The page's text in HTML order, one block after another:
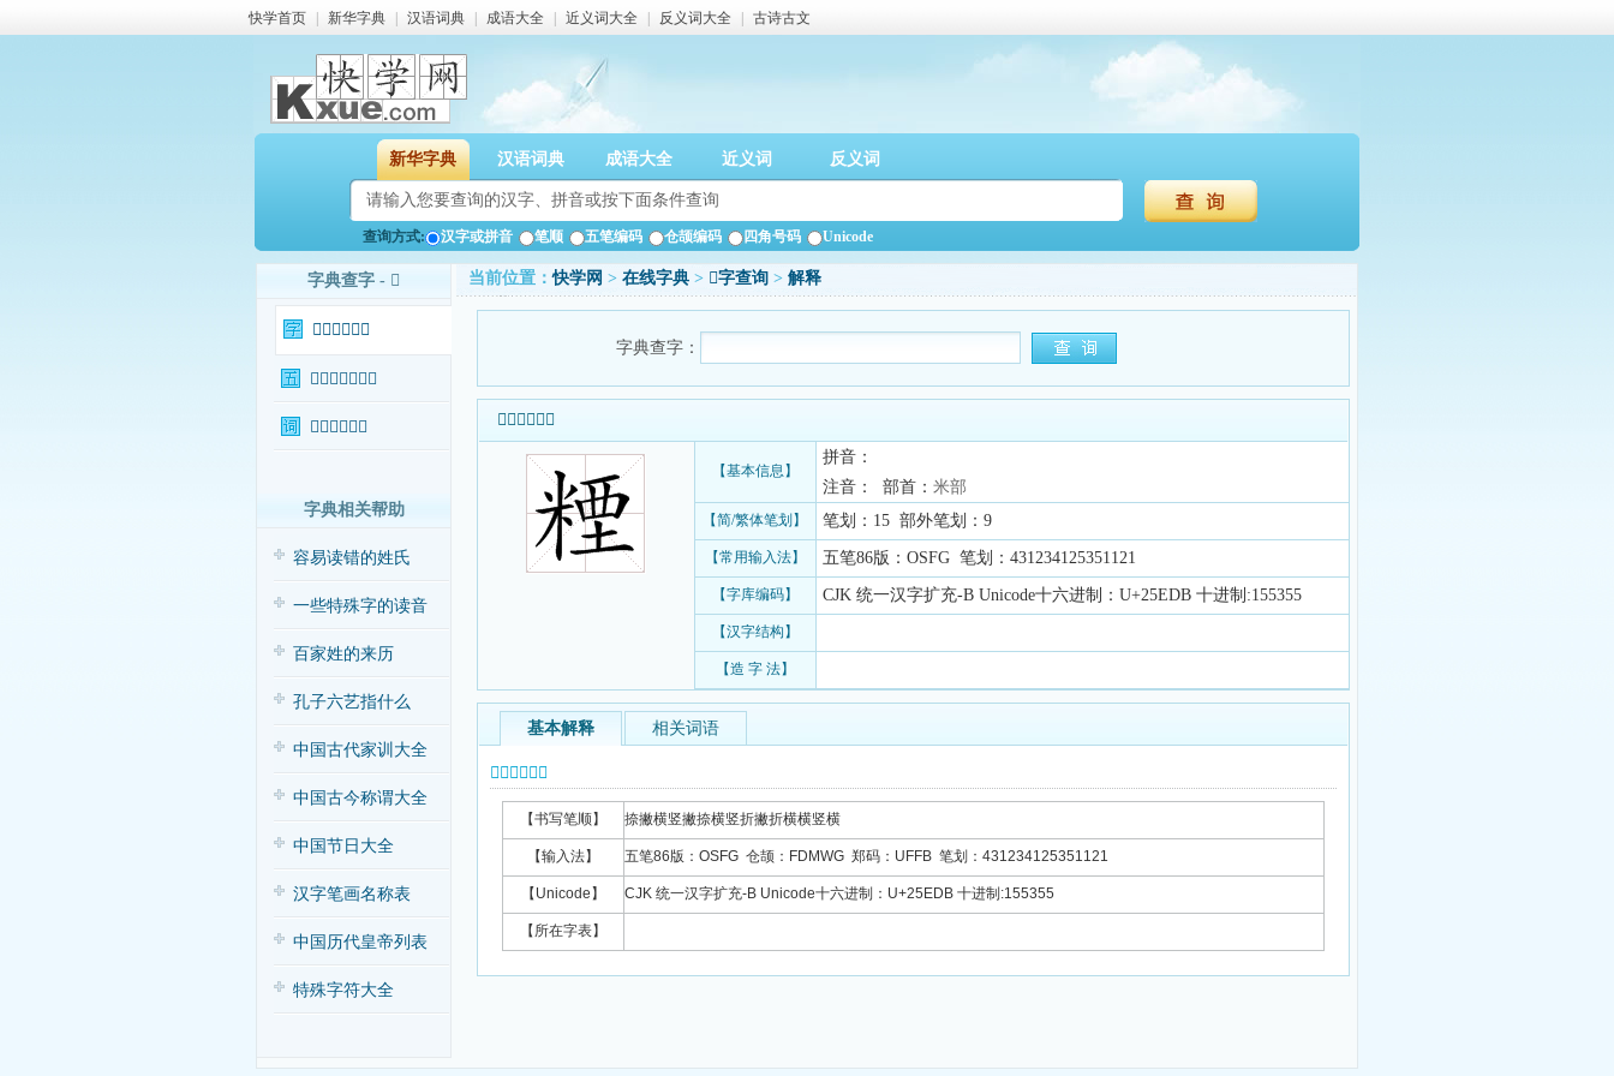
快学首页 新华字典 汉语词典 成语大全 近义词大全 反义词大全 古诗古文
新华字典 汉语词典 成语大全 近义词 反义词
查询方式: 汉字或拼音 笔顺 五笔编码 仓颉编码 四角号码 Unicode
字典查字 - 𥻛
𥻛字基本信息
𥻛字输入法查询
𥻛字相关词语
字典相关帮助
容易读错的姓氏
一些特殊字的读音
百家姓的来历
孔子六艺指什么
中国古代家训大全
中国古今称谓大全
中国节日大全
汉字笔画名称表
中国历代皇帝列表
特殊字符大全
当前位置：快学网 > 在线字典 > 𥻛字查询 > 解释
字典查字：
𥻛字基本信息
【基本信息】
拼音：
注音： 部首： 米部
【简/繁体笔划】 笔划：15 部外笔划：9
【常用输入法】 五笔86版：OSFG 笔划：431234125351121
【字库编码】 CJK 统一汉字扩充-B Unicode十六进制：U+25EDB 十进制:155355
【汉字结构】
【造 字 法】
基本解释 相关词语
𥻛字基本信息
【书写笔顺】 捺撇横竖撇捺横竖折撇折横横竖横
【输入法】 五笔86版：OSFG 仓颉：FDMWG 郑码：UFFB 笔划：431234125351121
【Unicode】 CJK 统一汉字扩充-B Unicode十六进制：U+25EDB 十进制:155355
【所在字表】